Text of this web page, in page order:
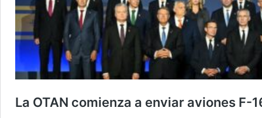
La OTAN comienza a enviar aviones F-